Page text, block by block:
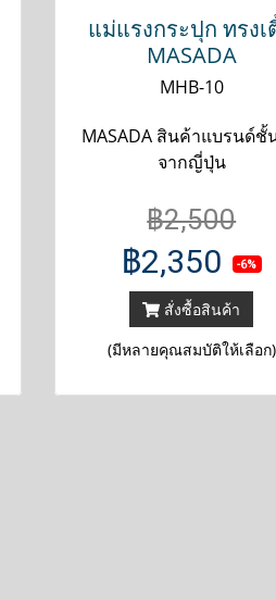
แม่แรงกระปุก ทรงเ
MASADA
MHB-10
MASADA สินค้าแบรนด์ชั้
จากญี่ปุ่น
฿2,500
฿2,350 -6%
สั่งซื้อสินค้า
(มีหลายคุณสมบัติให้เลือก)